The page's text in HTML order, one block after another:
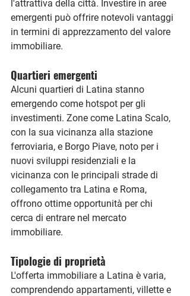
l'attrattiva della città. Investire in aree
emergenti può offrire notevoli vantaggi
in termini di apprezzamento del valore
immobiliare.
Quartieri emergenti
Alcuni quartieri di Latina stanno
emergendo come hotspot per gli
investimenti. Zone come Latina Scalo,
con la sua vicinanza alla stazione
ferroviaria, e Borgo Piave, noto per i
nuovi sviluppi residenziali e la
vicinanza con le principali strade di
collegamento tra Latina e Roma,
offrono ottime opportunità per chi
cerca di entrare nel mercato
immobiliare.
Tipologie di proprietà
L'offerta immobiliare a Latina è varia,
comprendendo appartamenti, villette e